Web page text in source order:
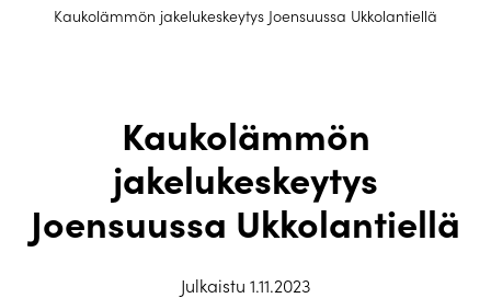
Kaukolämmön jakelukeskeytys Joensuussa Ukkolantiellä
Kaukolämmön
jakelukeskeytys
Joensuussa Ukkolantiellä
Julkaistu 1.11.2023